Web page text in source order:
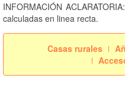
INFORMACIÓN
calculadas en linea recta.
Casas rurales